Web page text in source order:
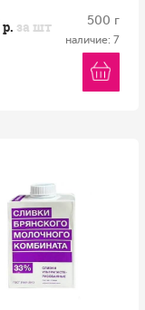
р. за шт 500 г
наличие: 7